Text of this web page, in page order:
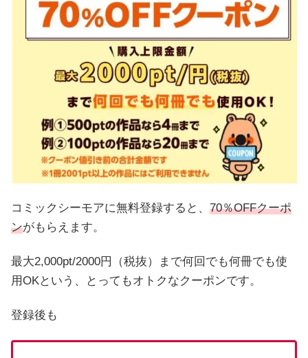
コミックシーモアに無料登録すると、 70％OFFクーポ
ンがもらえます。
最大2,000pt/2000円（税抜）まで何回でも何冊でも使
用OKという、とってもオトクなクーポンです。
登録後も